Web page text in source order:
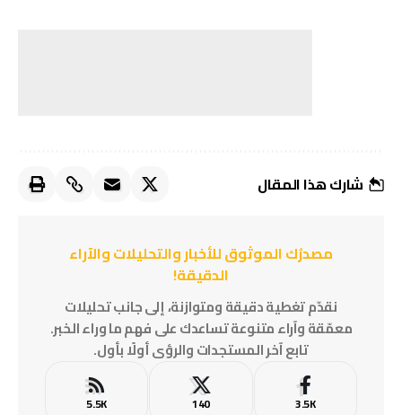
شارك هذا المقال
مصدرُك الموثوق للأخبار والتحليلات والآراء
الدقيقة!
نقدّم تغطية دقيقة ومتوازنة، إلى جانب تحليلات
معمّقة وآراء متنوعة تساعدك على فهم ما وراء الخبر.
تابع آخر المستجدات والرؤى أولًا بأول.
3.5K
140
5.5K